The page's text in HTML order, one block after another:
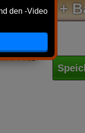
+
den -Video